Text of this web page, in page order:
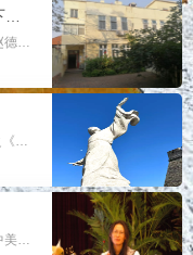
21号甲与我们家关系最近的是三楼赵德发家，赵德发是我妻子的亲二舅，二舅母是我和妻子的红娘。 二舅家本来住在23号，四九年后搬到这个院，当时是这个院除了房东最早的住户。二舅年轻时就在大连义聚合学徒当伙计...
景观因名人名作而扬名者众，如滕王阁因王勃之《滕王阁序》，岳阳楼因范仲淹《岳阳楼记》，超然台因苏轼之《超然台记》。我所在的城市距离超然台所在的诸城很近，心向往之久矣，一直没能前往拜谒，今年五一假期终于成...
近日，小文人因为家事国事，从2月到3月往返中美两次，让每年一次清明祭祖的情愫泡了汤。年初确实曾计划，趁《青岛人》一书的主人公、海尔创始人张瑞敏卸任以后，邀约清明之际去祭奠造访《青岛人》一书的已故主人公以及在世的主人公，可...